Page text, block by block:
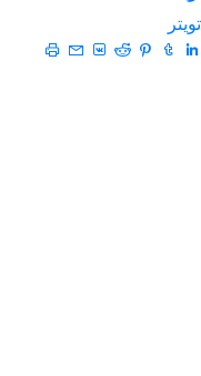
تويتر